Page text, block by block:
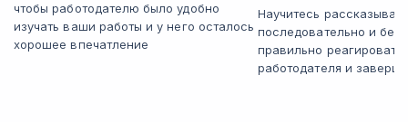
чтобы работодателю было удобно
изучать ваши работы и у него осталось
хорошее впечатление
Научитесь
последовательно и без
правильно
работодателя и